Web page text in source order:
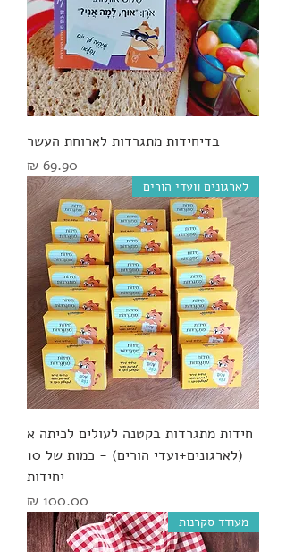
בדיחידות מתגרדות לארוחת העשר
מחיר
לארגונים וועדי הורים
חידות מתגרדות בקטנה לעולים לכיתה א
(לארגונים+ועדי הורים) - כמות של 10
יחידות
מחיר
מעודד סקרנות